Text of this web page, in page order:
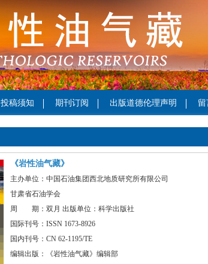
投稿须知 期刊订阅 出版道德伦理声明
《岩性油气藏》
主办单位：中国石油集团西北地质研究所有限公司
甘肃省石油学会
周 期：双月 出版单位：科学出版社
国际刊号：ISSN 1673-8926
国内刊号：CN 62-1195/TE
编辑出版：《岩性油气藏》编辑部